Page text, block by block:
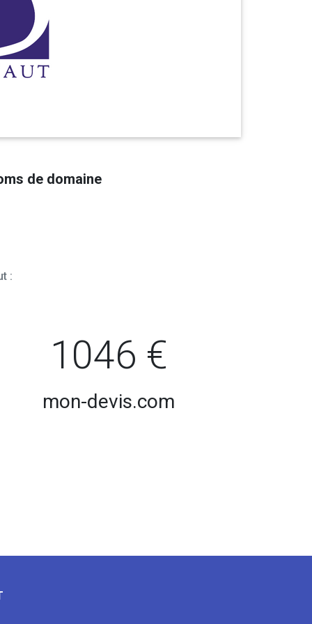
de domaine
:
1046 €
mon-devis.com